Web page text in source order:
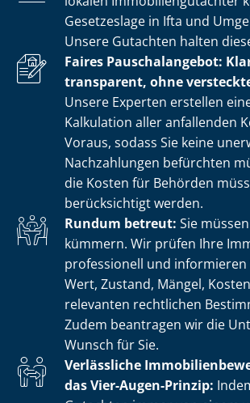
Gesetzeslage in Ifta und
Unsere Gutachten halten
Faires Pauschalangebot:
transparent, ohne
Unsere Experten erstellen
Kalkulation aller anfallenden
Voraus, sodass Sie keine
Nachzahlungen befürchten
die Kosten für Behörden
berücksichtigt werden.
Rundum betreut: Sie
kümmern. Wir prüfen Ihre
professionell und informieren
Wert, Zustand, Mängel,
relevanten rechtlichen
Zudem beantragen wir die
Wunsch für Sie.
Verlässliche
das Vier-Augen-Prinzip: